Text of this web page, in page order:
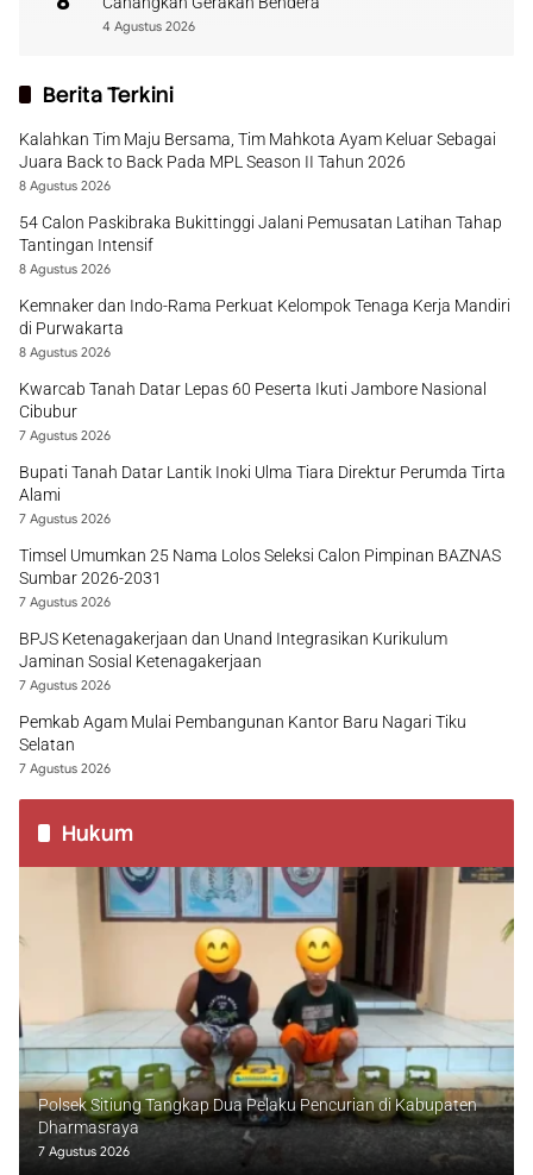
4 Agustus 2026
Berita Terkini
Kalahkan Tim Maju Bersama, Tim Mahkota Ayam Keluar Sebagai
Juara Back to Back Pada MPL Season II Tahun 2026
8 Agustus 2026
54 Calon Paskibraka Bukittinggi Jalani Pemusatan Latihan Tahap
Tantingan Intensif
8 Agustus 2026
Kemnaker dan Indo-Rama Perkuat Kelompok Tenaga Kerja Mandiri
di Purwakarta
8 Agustus 2026
Kwarcab Tanah Datar Lepas 60 Peserta Ikuti Jambore Nasional
Cibubur
7 Agustus 2026
Bupati Tanah Datar Lantik Inoki Ulma Tiara Direktur Perumda Tirta
Alami
7 Agustus 2026
Timsel Umumkan 25 Nama Lolos Seleksi Calon Pimpinan BAZNAS
Sumbar 2026-2031
7 Agustus 2026
BPJS Ketenagakerjaan dan Unand Integrasikan Kurikulum
Jaminan Sosial Ketenagakerjaan
7 Agustus 2026
Pemkab Agam Mulai Pembangunan Kantor Baru Nagari Tiku
Selatan
7 Agustus 2026
Hukum
Polsek Sitiung Tangkap Dua Pelaku Pencurian di Kabupaten
Dharmasraya
7 Agustus 2026